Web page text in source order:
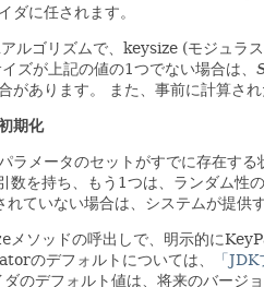
ダに任されます。
アルゴリズムで、keysize (モジュラ
ズが上記の値の1つでない場合は、
があります。
また、事前に計算さ
期化
ラメータのセットがすでに存在す
数を持ち、もう1つは、ランダム性
ていない場合は、システムが提供
メソッドの呼出しで、明示的に
のデフォルトについては、
「
ダのデフォルト値は、将来のバージ